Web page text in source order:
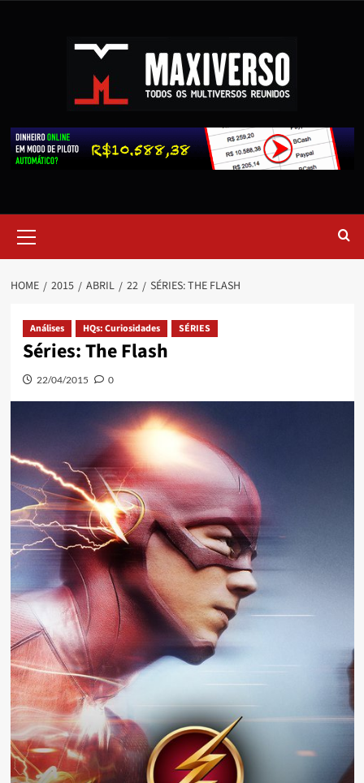
HOME 2015 ABRIL 22 SÉRIES: THE FLASH
Análises HQs: Curiosidades SÉRIES
Séries: The Flash
22/04/2015 0